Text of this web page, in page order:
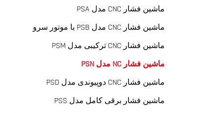
ماشین فشار CNC مدل PSA
ماشین فشار CNC مدل PSB با موتور سرو
ماشین فشار CNC ترکیبی مدل PSM
ماشین فشار NC مدل PSN
ماشین فشار CNC دوپیوندی مدل PSD
ماشین فشار برقی کامل مدل PSS